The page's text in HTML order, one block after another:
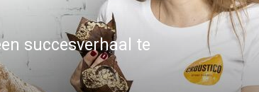
succesverhaal te